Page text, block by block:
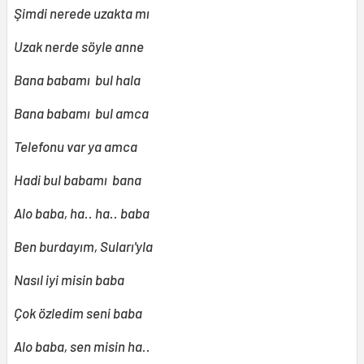
Şimdi nerede uzakta mı
Uzak nerde söyle anne
Bana babamı bul hala
Bana babamı bul amca
Telefonu var ya amca
Hadi bul babamı bana
Alo baba, ha.. ha.. baba
Ben burdayım, Suları'yla
Nasıl iyi misin baba
Çok özledim seni baba
Alo baba, sen misin ha..